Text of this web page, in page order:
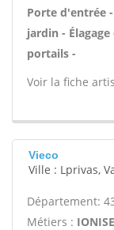
Porte d'entrée
jardin -
portails -
Voir la fiche
Vieco
Ville : Lprivas,
Département:
Métiers :